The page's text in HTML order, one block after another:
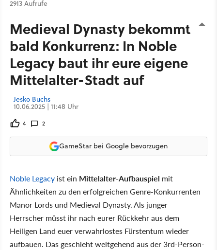
2913 Aufrufe
Medieval Dynasty bekommt
bald Konkurrenz: In Noble
Legacy baut ihr eure eigene
Mittelalter-Stadt auf
Jesko Buchs
10.06.2025 | 11:48 Uhr
4 2
GameStar bei Google bevorzugen
Noble Legacy ist ein Mittelalter-Aufbauspiel mit
Ähnlichkeiten zu den erfolgreichen Genre-Konkurrenten
Manor Lords und Medieval Dynasty. Als junger
Herrscher müsst ihr nach eurer Rückkehr aus dem
Heiligen Land euer verwahrlostes Fürstentum wieder
aufbauen. Das geschieht weitgehend aus der 3rd-Person-